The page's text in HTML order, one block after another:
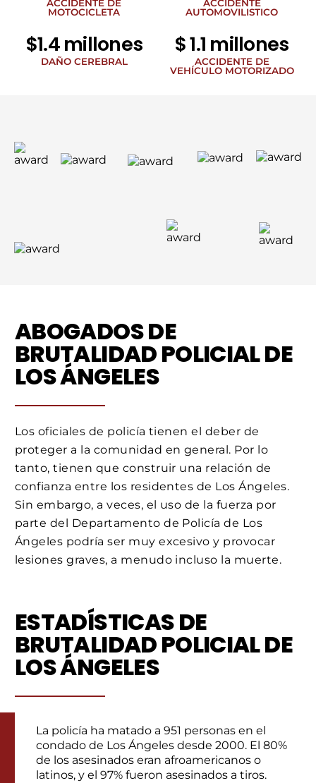
ACCIDENTE DE
MOTOCICLETA
ACCIDENTE
AUTOMOVILISTICO
$1.4 millones
DAÑO CEREBRAL
$ 1.1 millones
ACCIDENTE DE
VEHÍCULO MOTORIZADO
ABOGADOS DE
BRUTALIDAD POLICIAL DE
LOS ÁNGELES
Los oficiales de policía tienen el deber de
proteger a la comunidad en general. Por lo
tanto, tienen que construir una relación de
confianza entre los residentes de Los Ángeles.
Sin embargo, a veces, el uso de la fuerza por
parte del Departamento de Policía de Los
Ángeles podría ser muy excesivo y provocar
lesiones graves, a menudo incluso la muerte.
ESTADÍSTICAS DE
BRUTALIDAD POLICIAL DE
LOS ÁNGELES
La policía ha matado a 951 personas en el
condado de Los Ángeles desde 2000. El 80%
de los asesinados eran afroamericanos o
latinos, y el 97% fueron asesinados a tiros.